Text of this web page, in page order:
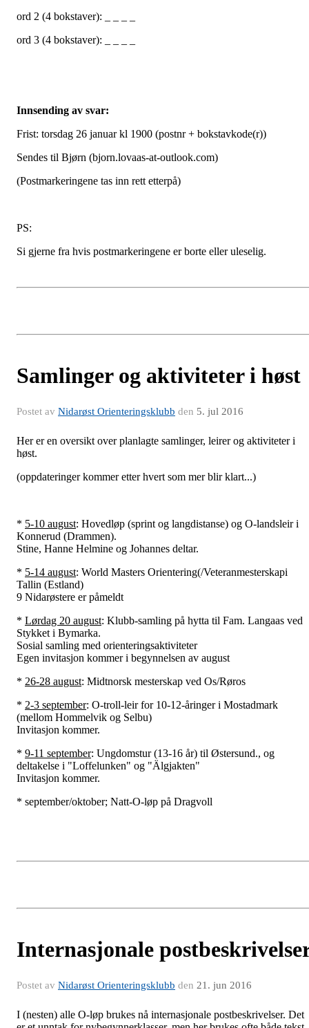
ord 2 (4 bokstaver): _ _ _ _
ord 3 (4 bokstaver): _ _ _ _
Innsending av svar:
Frist: torsdag 26 januar kl 1900 (postnr + bokstavkode(r))
Sendes til Bjørn (bjorn.lovaas-at-outlook.com)
(Postmarkeringene tas inn rett etterpå)
PS:
Si gjerne fra hvis postmarkeringene er borte eller uleselig.
Samlinger og aktiviteter i høst
Postet av Nidarøst Orienteringsklubb den 5. jul 2016
Her er en oversikt over planlagte samlinger, leirer og aktiviteter i
høst.
(oppdateringer kommer etter hvert som mer blir klart...)
* 5-10 august: Hovedløp (sprint og langdistanse) og O-landsleir i
Konnerud (Drammen).
Stine, Hanne Helmine og Johannes deltar.
* 5-14 august: World Masters Orientering(/Veteranmesterskapi
Tallin (Estland)
9 Nidarøstere er påmeldt
* Lørdag 20 august: Klubb-samling på hytta til Fam. Langaas ved
Stykket i Bymarka.
Sosial samling med orienteringsaktiviteter
Egen invitasjon kommer i begynnelsen av august
* 26-28 august: Midtnorsk mesterskap ved Os/Røros
* 2-3 september: O-troll-leir for 10-12-åringer i Mostadmark
(mellom Hommelvik og Selbu)
Invitasjon kommer.
* 9-11 september: Ungdomstur (13-16 år) til Østersund., og
deltakelse i "Loffelunken" og "Älgjakten"
Invitasjon kommer.
* september/oktober; Natt-O-løp på Dragvoll
Internasjonale
Postet av Nidarøst Orienteringsklubb den 21. jun 2016
I (nesten) alle O-løp brukes nå internasjonale postbeskrivelser. Det